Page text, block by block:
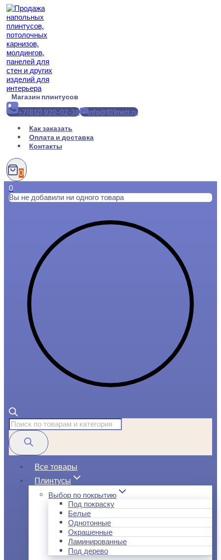
Перейти
содержимому
Магазин плинтусов
+7(812) 920-02-38
info@101metr.ru
Как заказать
Оплата и доставка
Контакты
0
0
Вы не добавили ни одного товара
Поиск
товаров
Все товары
Плинтусы
Выбор по покрытию
Под покраску
Белые
Однотонные
Окрашенные
Ламинированные
Под дерево